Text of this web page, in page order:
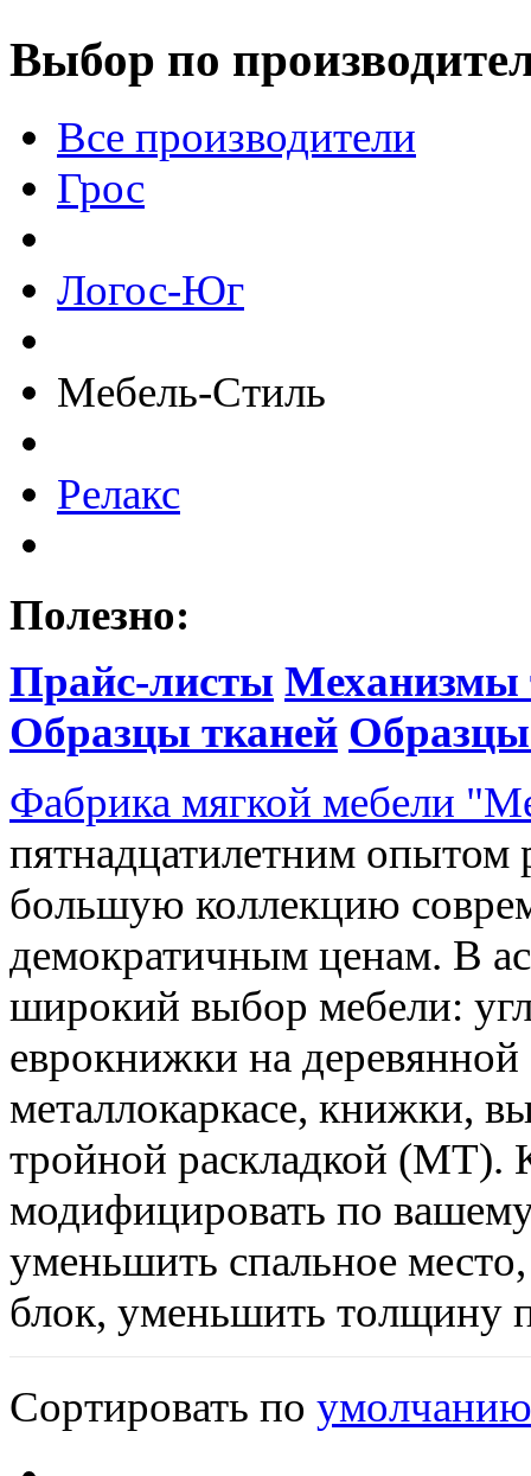
Выбор по
Все производители
Грос
Логос-Юг
Мебель-Стиль
Релакс
Полезно:
Прайс-листы Механизмы
Образцы тканей
Фабрика мягкой мебели
пятнадцатилетним опытом
большую коллекцию
демократичным ценам. В
широкий выбор мебели:
еврокнижки на
металлокаркасе, книжки,
тройной раскладкой
модифицировать по
уменьшить спальное
блок, уменьшить толщину
Сортировать по умолчанию